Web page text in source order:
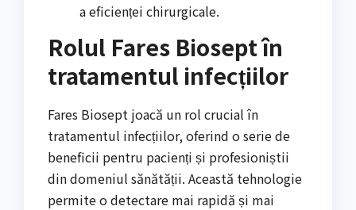
a eficienței chirurgicale.
Rolul Fares Biosept în
tratamentul infecțiilor
Fares Biosept joacă un rol crucial în
tratamentul infecțiilor, oferind o serie de
beneficii pentru pacienți și profesioniștii
din domeniul sănătății. Această tehnologie
permite o detectare mai rapidă și mai